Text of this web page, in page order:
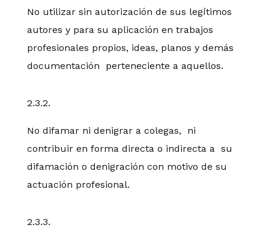
No utilizar sin autorización de sus legítimos
autores y para su aplicación en trabajos
profesionales propios, ideas, planos y demás
documentación perteneciente a aquellos.
2.3.2.
No difamar ni denigrar a colegas, ni
contribuir en forma directa o indirecta a su
difamación o denigración con motivo de su
actuación profesional.
2.3.3.